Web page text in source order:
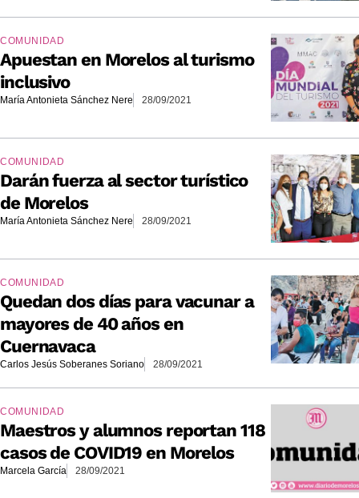
COMUNIDAD
Apuestan en Morelos al turismo
inclusivo
María Antonieta Sánchez Nere 28/09/2021
COMUNIDAD
Darán fuerza al sector turístico
de Morelos
María Antonieta Sánchez Nere 28/09/2021
COMUNIDAD
Quedan dos días para vacunar a
mayores de 40 años en
Cuernavaca
Carlos Jesús Soberanes Soriano 28/09/2021
COMUNIDAD
Maestros y alumnos reportan 118
casos de COVID19 en Morelos
Marcela García 28/09/2021